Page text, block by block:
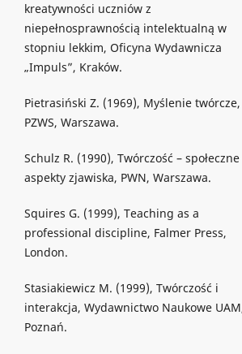
kreatywności uczniów z
niepełnosprawnością intelektualną w
stopniu lekkim, Oficyna Wydawnicza
„Impuls”, Kraków.
Pietrasiński Z. (1969), Myślenie twórcze,
PZWS, Warszawa.
Schulz R. (1990), Twórczość – społeczne
aspekty zjawiska, PWN, Warszawa.
Squires G. (1999), Teaching as a
professional discipline, Falmer Press,
London.
Stasiakiewicz M. (1999), Twórczość i
interakcja, Wydawnictwo Naukowe
Poznań.